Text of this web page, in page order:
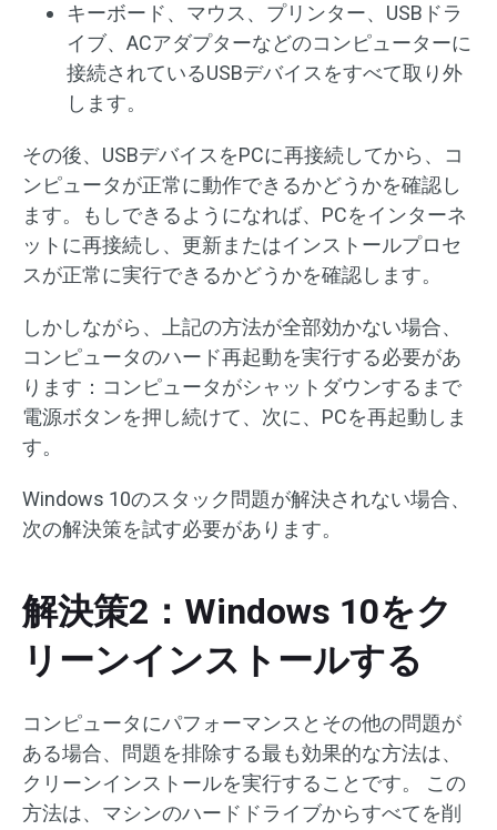
キーボード、マウス、プリンター、USBドラ
イブ、ACアダプターなどのコンピューターに
接続されているUSBデバイスをすべて取り外
します。
その後、USBデバイスをPCに再接続してから、コ
ンピュータが正常に動作できるかどうかを確認し
ます。もしできるようになれば、PCをインターネ
ットに再接続し、更新またはインストールプロセ
スが正常に実行できるかどうかを確認します。
しかしながら、上記の方法が全部効かない場合、
コンピュータのハード再起動を実行する必要があ
ります：コンピュータがシャットダウンするまで
電源ボタンを押し続けて、次に、PCを再起動しま
す。
Windows 10のスタック問題が解決されない場合、
次の解決策を試す必要があります。
解決策2：Windows 10をク
リーンインストールする
コンピュータにパフォーマンスとその他の問題が
ある場合、問題を排除する最も効果的な方法は、
クリーンインストールを実行することです。 この
方法は、マシンのハードドライブからすべてを削